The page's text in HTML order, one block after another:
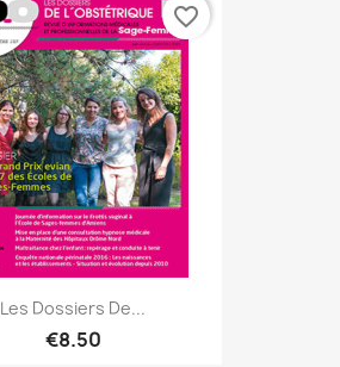
Les Dossiers De...
€8.50
favorite_border